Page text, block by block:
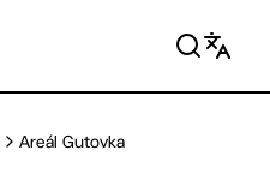
Areál Gutovka